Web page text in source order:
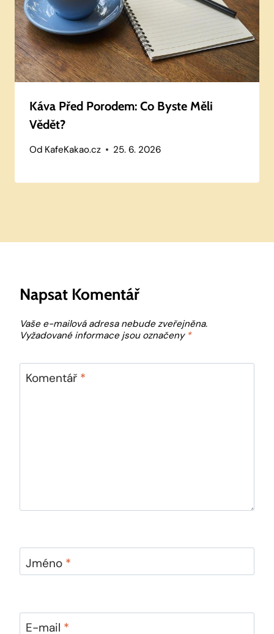
Káva Před Porodem: Co Byste Měli
Vědět?
Od KafeKakao.cz 25. 6. 2026
Napsat Komentář
Vaše e-mailová adresa nebude zveřejněna.
Vyžadované informace jsou označeny *
Komentář *
Jméno *
E-mail *